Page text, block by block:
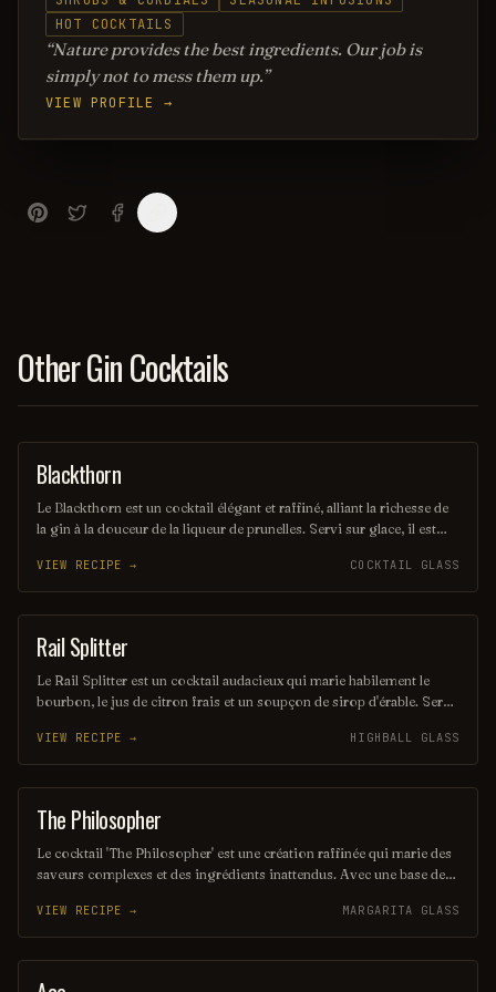
HOT COCKTAILS
Nature provides the best ingredients. Our job is
simply not to mess them up.
VIEW PROFILE →
Other Gin Cocktails
ORDINARY DRINK
Blackthorn
Le Blackthorn est un cocktail élégant et raffiné, alliant la richesse de
la gin à la douceur de la liqueur de prunelles. Servi sur glace, il est
équilibre parfaitement les saveurs. Ce mélange savoureux évoque
des notes fruitées et épicées, parfait pour les amateurs de cocktails
classiques.
VIEW RECIPE → COCKTAIL GLASS
COCKTAIL
Rail Splitter
Le Rail Splitter est un cocktail audacieux qui marie habilement le
bourbon, le jus de citron frais et un soupçon de sirop d'érable. Servi
évoquant les saveurs rustiques du terroir américain. Parfait pour les
amateurs de cocktails classiques revisités, il saura séduire vos
papilles.
VIEW RECIPE → HIGHBALL GLASS
COCKTAIL
The Philosopher
Le cocktail 'The Philosopher' est une création raffinée qui marie des
saveurs complexes et des ingrédients inattendus. Avec une base de
d'agrumes, il invite à la réflexion et à la contemplation. Ce breuvage
élégant est parfait pour ceux qui aiment savourer chaque gorgée
tout en discutant des grandes questions de la vie.
VIEW RECIPE → MARGARITA GLASS